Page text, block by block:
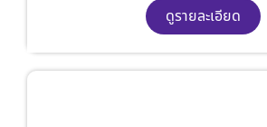
ดูรายละเอียด